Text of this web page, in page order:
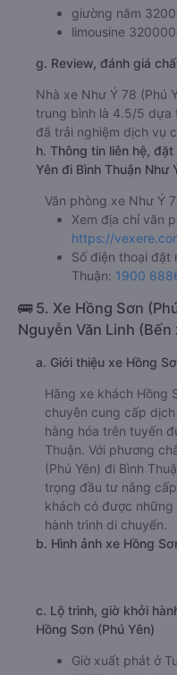
Ý 78 (Phú Yên)
Giờ xuất phát ở
Giờ đến nơi ở
của nhà xe Như
d. Các điểm đón khách
Tuy An (Dọc
e. Các điểm trả khách
Phan Thiết (Dọc
f. Giá vé giá xe khách
Như Ý 78 (Phú Yên)
giường nằm
limousine
g. Review, đánh giá
Nhà xe Như Ý 78 (Phú
trung bình là 4.5/5
đã trải nghiệm dịch vụ
h. Thông tin liên hệ,
Yên đi Bình Thuận Như
Văn phòng xe Như Ý
Xem địa chỉ văn
https://
Số điện thoại đặt
Nguyễn Văn Linh
a. Giới thiệu xe Hồng